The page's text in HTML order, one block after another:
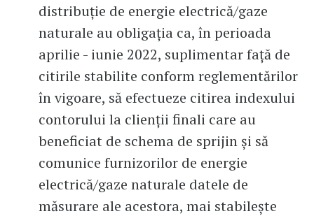
distribuţie de energie electrică/gaze
naturale au obligaţia ca, în perioada
aprilie - iunie 2022, suplimentar faţă de
citirile stabilite conform reglementărilor
în vigoare, să efectueze citirea indexului
contorului la clienţii finali care au
beneficiat de schema de sprijin şi să
comunice furnizorilor de energie
electrică/gaze naturale datele de
măsurare ale acestora, mai stabileşte